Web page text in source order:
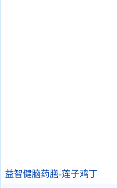
益智健脑药膳-莲子鸡丁